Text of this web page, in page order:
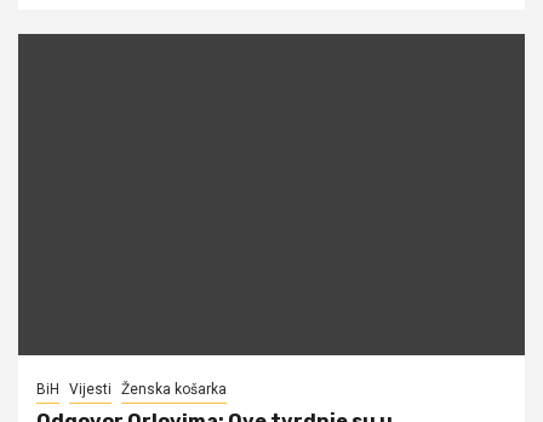
BiH Vijesti Ženska košarka